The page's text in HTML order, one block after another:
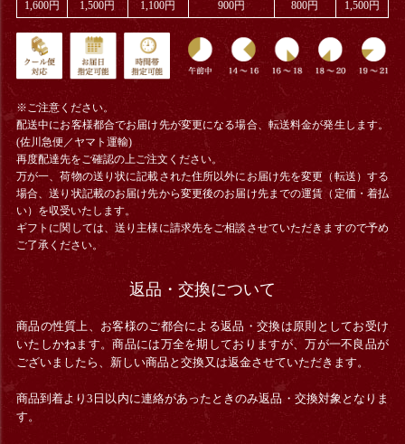
1,600円 1,500円 1,100円 900円 800円 1,500円
※ご注意ください。
配送中にお客様都合でお届け先が変更になる場合、 転送料金が発生します。
(佐川急便／ヤマト運輸)
再度配達先をご確認の上ご注文ください。
万が一、荷物の送り状に記載された住所以外にお届け先を変更（転送）する
場合、送り状記載のお届け先から変更後のお届け先までの運賃（定価・着払
い）を収受いたします。
ギフトに関しては、送り主様に請求先をご相談させていただきますので予め
ご了承ください。
返品・交換について
商品の性質上、お客様のご都合による返品・交換は原則としてお受け
いたしかねます。商品には万全を期しておりますが、万が一不良品が
ございましたら、新しい商品と交換又は返金させていただきます。
商品到着より3日以内に連絡があったときのみ返品・交換対象となりま
す。